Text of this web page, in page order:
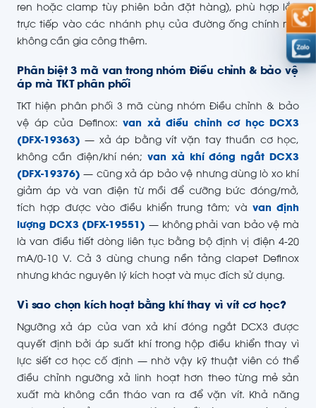
ren hoặc clamp tùy phiên bản đặt hàng), phù hợp lắp
trực tiếp vào các nhánh phụ của đường ống chính mà
không cần gia công thêm.
Phân biệt 3 mã van trong nhóm Điều chỉnh & bảo vệ
áp mà TKT phân phối
TKT hiện phân phối 3 mã cùng nhóm Điều chỉnh & bảo
vệ áp của Definox: van xả điều chỉnh cơ học DCX3
(DFX-19363) — xả áp bằng vít vặn tay thuần cơ học,
không cần điện/khí nén;van xả khí đóng ngắt DCX3
(DFX-19376) — cũng xả áp bảo vệ nhưng dùng lò xo khí
giảm áp và van điện từ mồi để cưỡng bức đóng/mở,
tích hợp được vào điều khiển trung tâm; vàvan định
lượng DCX3 (DFX-19551) — không phải van bảo vệ mà
là van điều tiết dòng liên tục bằng bộ định vị điện 4-20
mA/0-10 V. Cả 3 dùng chung nền tảng clapet Definox
nhưng khác nguyên lý kích hoạt và mục đích sử dụng.
Vì sao chọn kích hoạt bằng khí thay vì vít cơ học?
Ngưỡng xả áp của van xả khí đóng ngắt DCX3 được
quyết định bởi áp suất khí trong hộp điều khiển thay vì
lực siết cơ học cố định — nhờ vậy kỹ thuật viên có thể
điều chỉnh ngưỡng xả linh hoạt hơn theo từng mẻ sản
xuất mà không cần tháo van ra để vặn vít. Khả năng